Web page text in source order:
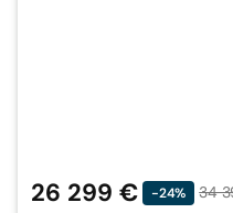
26 299 € -24%
34